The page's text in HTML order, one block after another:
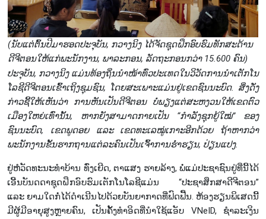
(ນັບແຕ່ຕົ້ນປີມາຮອດປະຈຸບັນ, ກວາງນິງ ໄດ້ຈັດຊຸດຝຶກອົບຮົມທັກສະດ້ານ
ດີຈີຕອນໃຫ້ແກ່ພະນັກງານ, ພາລະກອນ, ລັດຖະກອນກວ່າ 15.600 ຄົນ)
ປະຈຸບັນ, ກວາງນິງ ແມ່ນທ້ອງຖິ່ນນຳໜ້າທົ່ວປະເທດໃນວິວັດການນຳເຕັກໂນ
ໂລຊີດີຈີຕອນເຂົ້າເຖິງຊຸມຊົນ, ໂດຍສະເພາະແມ່ນຢູ່ເຂດຊົນນະບົດ. ສິ່ງດັ່ງ
ກ່າວຊີ້ໃຫ້ເຫັນວ່າ ການຫັນເປັນດີຈີຕອນ ບໍ່ພຽງແຕ່ສະຫງວນໃຫ້ເຂດຕົວ
ເມືອງໃຫຍ່ເທົ່ານັ້ນ, ຫາກຍັງສາມາດກາຍເປັນ “ກຳລັງຊຸກຍູ້ໃໝ່” ຂອງ
ຊົນນະບົດ, ເຂດພູດອຍ ແລະ ເຂດທະເລໝູ່ເກາະອີກດ້ວຍ ຖ້າຫາກວ່າ
ພະນັກງານຂັ້ນຮາກຖານແຕ່ລະຄົນເປັນເຈົ້າການຮ່ຳຮຽນ, ປ່ຽນແປງ.
ຢູ່ຫໍວັດທະນະທຳບ້ານ ທົ່ງເຍີດ, ຕາແສງ ຮາຍລ້າງ, ພໍ່ແມ່ປະຊາຊົນຢູ່ທີ່ນີ້ໄດ້
ເອີ້ນບັນດດາຊຸດຝຶກອົບຮົມເຕັກໂນໂລຊີແມ່ນ “ປະຊາສຶກສາດີຈີຕອນ”
ແລະ ຍາມໃດກໍ່ໄດ້ດຳເນີນໄປດ້ວຍບັນຍາກາດທີ່ຟົດຟື້ນ. ຫ້ອງຮຽນພິເສດນີ້
ມີຜູ້ມີອາຍຸສູງຫຼາຍຄົນ, ເປັນຄັ້ງທຳອິດທີ່ນຳໃຊ້ແອັບ VNeID, ຊຳລະເງິນ